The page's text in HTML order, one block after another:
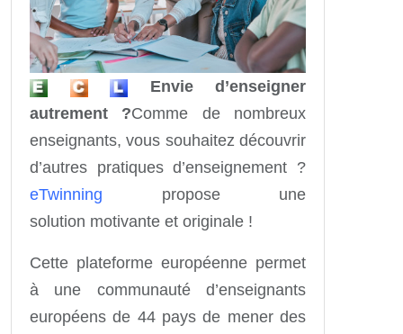
Envie d’enseigner
autrement ?Comme de nombreux
enseignants, vous souhaitez découvrir
d’autres pratiques d’enseignement ?
eTwinning propose une
solution motivante et originale !
Cette plateforme européenne permet
à une communauté d’enseignants
européens de 44 pays de mener des